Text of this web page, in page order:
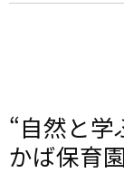
“自然と学
かば保育